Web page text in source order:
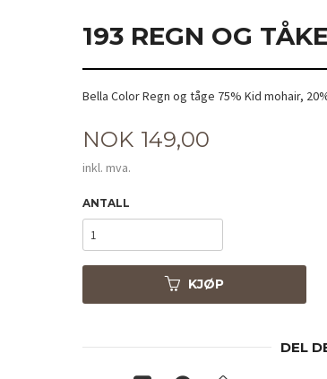
193 REGN OG
Bella Color Regn og tåge 75% Kid mohair,
Pris
NOK 149,00
inkl. mva.
ANTALL
KJØP
DEL